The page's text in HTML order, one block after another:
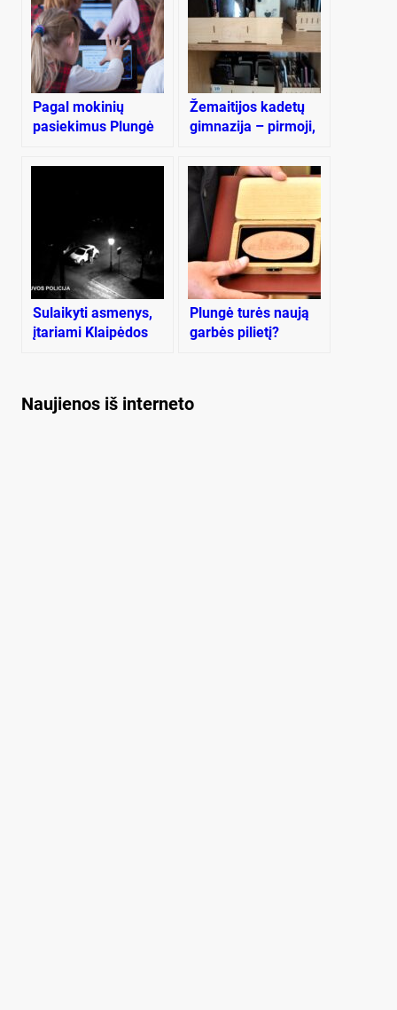
Pagal mokinių
pasiekimus Plungė
gale
Žemaitijos kadetų
gimnazija – pirmoji,
ugdymo proceso
metu
Sulaikyti asmenys,
įtariami Klaipėdos
Plungė turės naują
garbės pilietį?
Naujienos iš interneto